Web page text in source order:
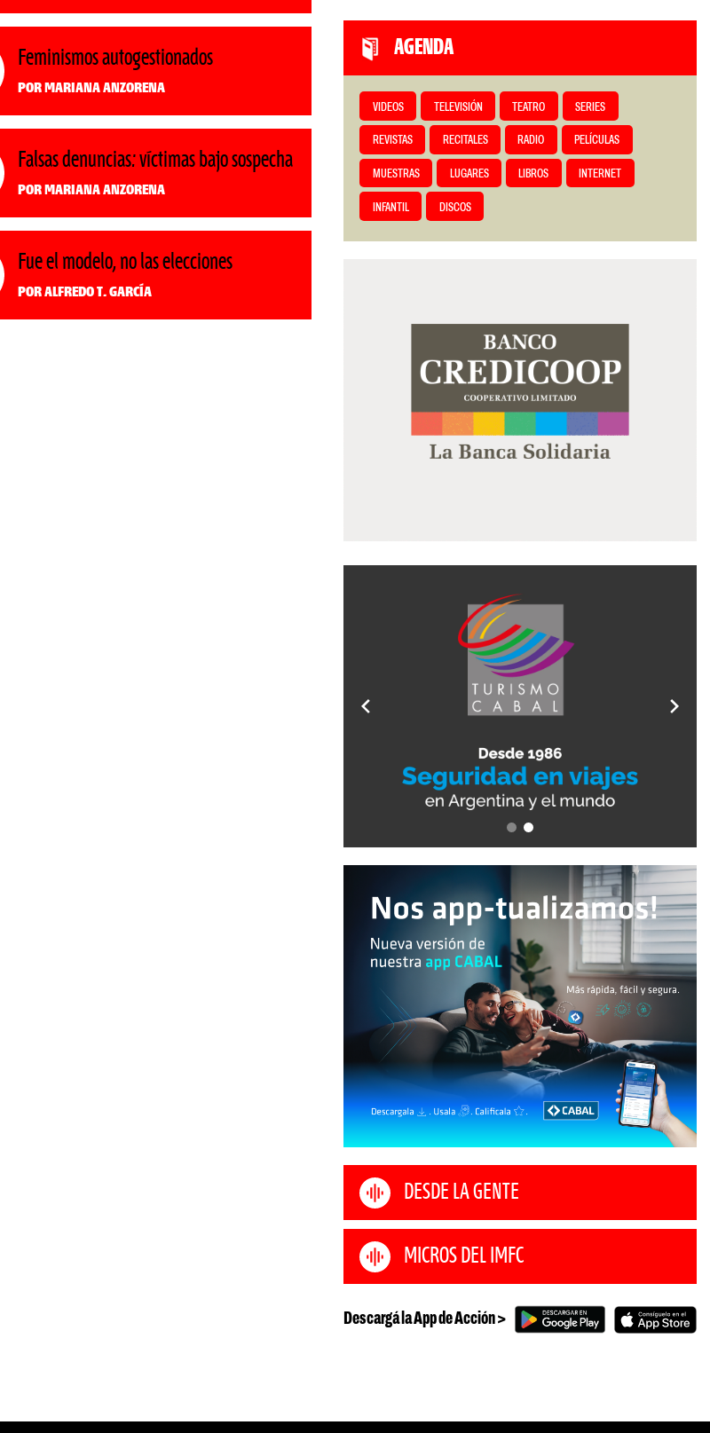
Feminismos autogestionados
Por Mariana Anzorena
Falsas denuncias: víctimas bajo sospecha
Por Mariana Anzorena
Fue el modelo, no las elecciones
Por Alfredo T. García
AGENDA
VIDEOS TELEVISIÓN TEATRO SERIES
REVISTAS RECITALES RADIO PELÍCULAS
MUESTRAS LUGARES LIBROS INTERNET
INFANTIL DISCOS
DESDE LA GENTE
MICROS DEL IMFC
Descargá la App de Acción >